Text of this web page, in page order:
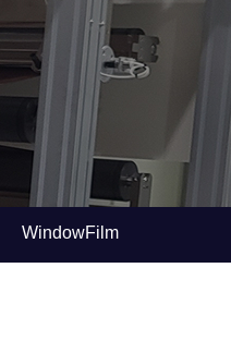
WindowFilm